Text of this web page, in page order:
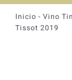
Colecciones
Inicio - Vino
Tissot 2019